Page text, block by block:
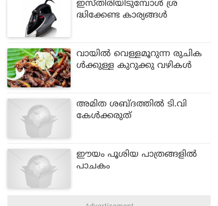
ഇസ്തിരിയിടുമ്പോള്‍ ശ്ര
ദ്ധിക്കേണ്ട കാര്യങ്ങള്‍
വായില്‍ വെള്ളമൂറുന്ന രുചിക
ള്‍ക്കുള്ള കുറുക്കു വഴികള്‍
അമിത ശബ്‌ദത്തില്‍ ടി.വി
കേള്‍ക്കരുത്‌
ഈയം പൂശിയ പാത്രങ്ങളില്‍
പാചകം